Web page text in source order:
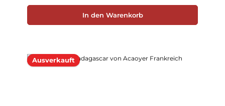
In den Warenkorb
Ausverkauft